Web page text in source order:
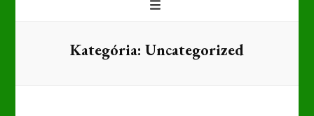
klub Tatran
Kategória: Uncategorized